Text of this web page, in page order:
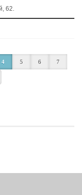
62.
4 5 6 7